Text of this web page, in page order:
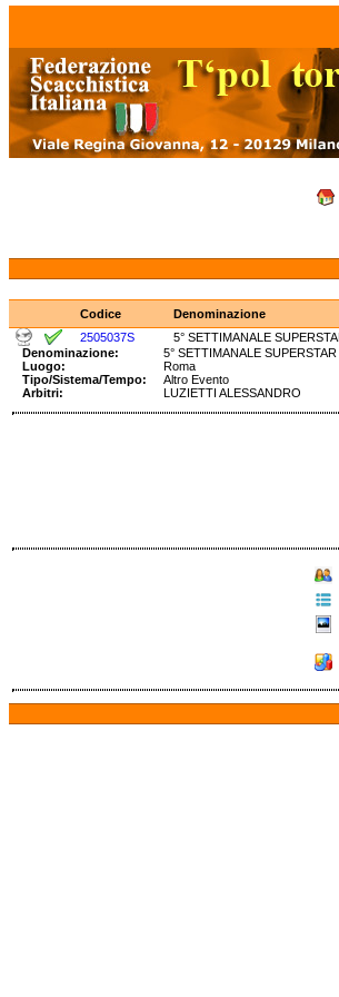
Codice Denominazione
2505037S
5° SETTIMANALE
Denominazione:
5° SETTIMANALE
Luogo:
Roma
Tipo/Sistema/Tempo:
Altro Evento
Arbitri:
LUZIETTI ALESSANDRO